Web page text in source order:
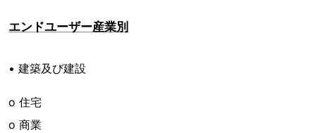
エンドユーザー産業別
• 建築及び建設
o 住宅
o 商業